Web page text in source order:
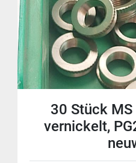
45 Stück
vernickelt,